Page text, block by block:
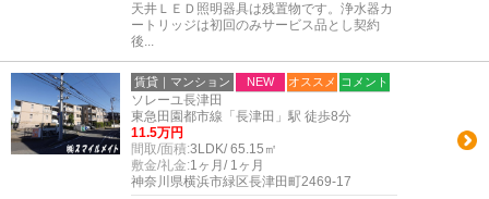
天井ＬＥＤ照明器具は残置物です。浄水器カ
ートリッジは初回のみサービス品とし契約
後...
賃貸｜マンション NEW オススメ コメント
ソレーユ長津田
東急田園都市線「長津田」駅 徒歩8分
11.5万円
間取/面積:3LDK/ 65.15㎡
敷金/礼金:1ヶ月/ 1ヶ月
神奈川県横浜市緑区長津田町2469-17